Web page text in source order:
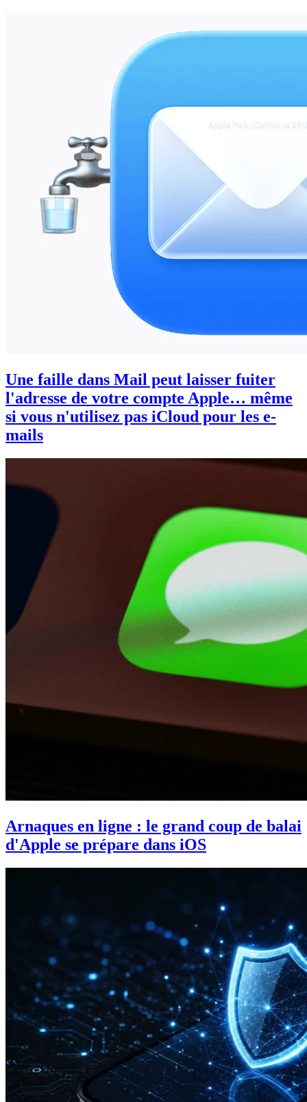
Une faille dans Mail peut laisser fuiter
l'adresse de votre compte Apple… même
si vous n'utilisez pas iCloud pour les e-
mails
Arnaques en ligne : le grand coup de balai
d'Apple se prépare dans iOS